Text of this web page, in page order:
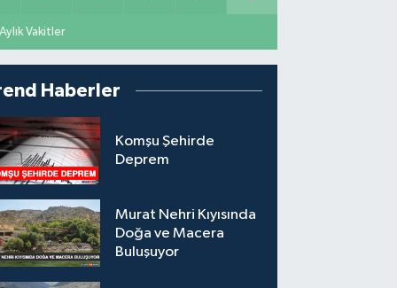
Aylık Vakitler
Haberler
Komşu Şehirde
Deprem
Murat Nehri Kıyısında
Doğa ve Macera
Buluşuyor